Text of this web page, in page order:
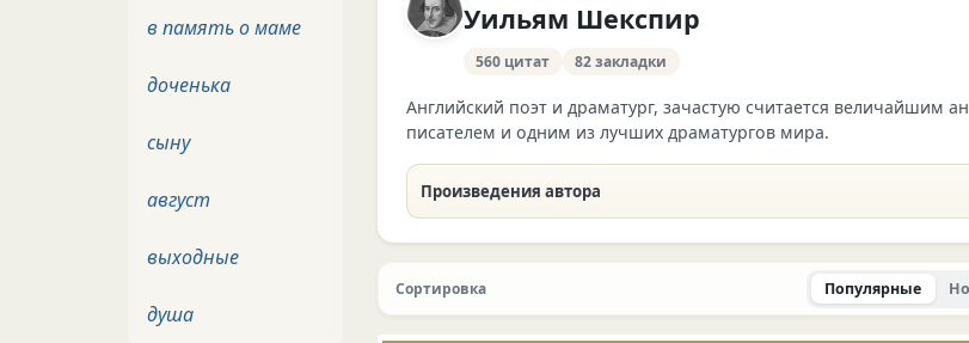
Уильям Шекспир
560 цитат 82 закладки
Английский поэт и драматург, зачастую считается величайшим
писателем и одним из лучших драматургов мира.
Произведения автора
Сортировка Популярные
в память о маме
доченька
сыну
август
выходные
душа